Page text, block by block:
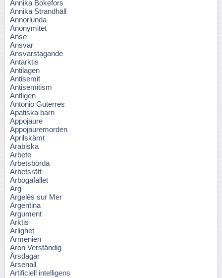
Annika Bokefors
Annika Strandhäll
Annorlunda
Anonymitet
Anse
Ansvar
Ansvarstagande
Antarktis
Antilagen
Antisemit
Antisemitism
Äntligen
Antonio Guterres
Apatiska barn
Appojaure
Appojauremorden
Aprilskämt
Arabiska
Arbete
Arbetsbörda
Arbetsrätt
Arbogafallet
Arg
Argelès sur Mer
Argentina
Argument
Arktis
Ärlighet
Armenien
Aron Verständig
Årsdagar
Arsenall
Artificiell intelligens